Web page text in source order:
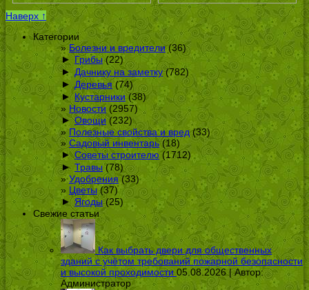
Наверх ↑
Категории
Болезни и вредители(36)
► Грибы(22)
► Дачнику на заметку(782)
► Деревья (74)
► Кустарники(38)
Новости (2957)
► Овощи(232)
Полезные свойства и вред(33)
Садовый инвентарь(18)
► Советы строителю(1712)
► Травы(78)
Удобрения(33)
Цветы(37)
► Ягоды(25)
Свежие статьи
Как выбрать двери для общественных
зданий с учётом требований пожарной безопасности
и высокой проходимости 05.08.2026 | Автор:
Администратор